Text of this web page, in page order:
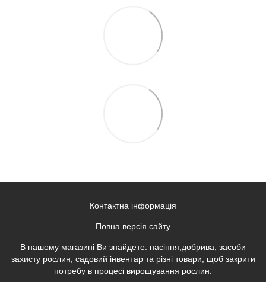
Контактна інформація
Повна версія сайту
В нашому магазині Ви знайдете: насіння,добрива, засоби
захисту рослин, садовий інвентар та різні товари, щоб закрити
потребу в процесі вирощування рослин.